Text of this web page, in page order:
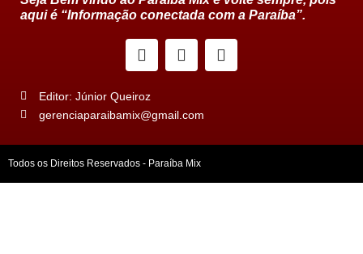
aqui é “Informação conectada com a Paraíba”.
Editor: Júnior Queiroz
gerenciaparaibamix@gmail.com
Todos os Direitos Reservados - Paraíba Mix